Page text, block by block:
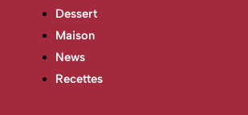
Dessert
Maison
News
Recettes